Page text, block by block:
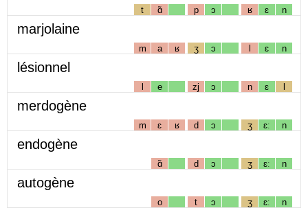
t ɑ̃ p ɔ ʁ ɛ n
marjolaine
m a ʁ ʒ ɔ l ɛ n
lésionnel
l e zj ɔ n ɛ l
merdogène
m ɛ ʁ d ɔ ʒ ɛː n
endogène
ɑ̃ d ɔ ʒ ɛː n
autogène
o t ɔ ʒ ɛː n